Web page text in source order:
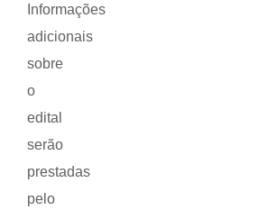
Informações
adicionais
sobre
o
edital
serão
prestadas
pelo